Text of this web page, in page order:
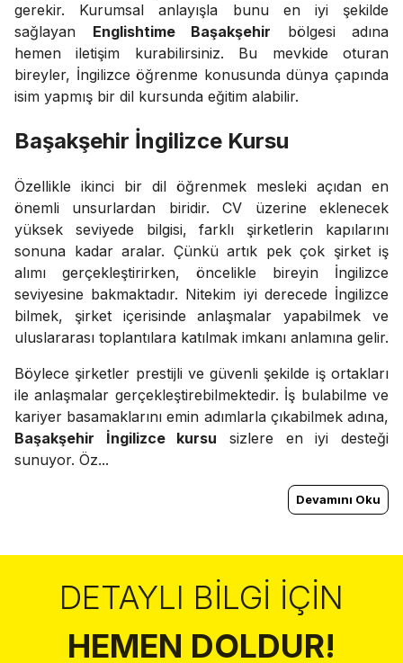
gerekir. Kurumsal anlayışla bunu en iyi şekilde
sağlayan Englishtime Başakşehir bölgesi adına
hemen iletişim kurabilirsiniz. Bu mevkide oturan
bireyler, İngilizce öğrenme konusunda dünya çapında
isim yapmış bir dil kursunda eğitim alabilir.
Başakşehir İngilizce Kursu
Özellikle ikinci bir dil öğrenmek mesleki açıdan en
önemli unsurlardan biridir. CV üzerine eklenecek
yüksek seviyede bilgisi, farklı şirketlerin kapılarını
sonuna kadar aralar. Çünkü artık pek çok şirket iş
alımı gerçekleştirirken, öncelikle bireyin İngilizce
seviyesine bakmaktadır. Nitekim iyi derecede İngilizce
bilmek, şirket içerisinde anlaşmalar yapabilmek ve
uluslararası toplantılara katılmak imkanı anlamına gelir.
Böylece şirketler prestijli ve güvenli şekilde iş ortakları
ile anlaşmalar gerçekleştirebilmektedir. İş bulabilme ve
kariyer basamaklarını emin adımlarla çıkabilmek adına,
Başakşehir İngilizce kursu sizlere en iyi desteği
sunuyor. Öz...
Devamını Oku
DETAYLI BILGI İÇIN
HEMEN DOLDUR!